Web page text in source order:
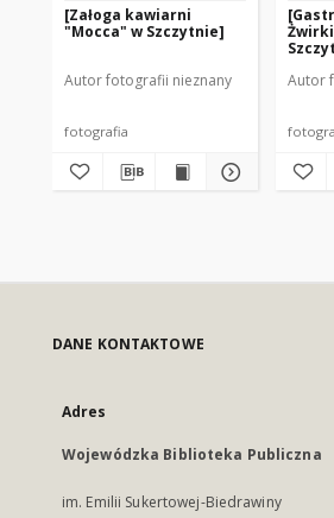
[Załoga kawiarni
"Mocca" w Szczytnie]
Autor fotografii nieznany
fotografia
Autor
DANE KONTAKTOWE
Adres
Wojewódzka Biblioteka Publiczna
im. Emilii Sukertowej-Biedrawiny